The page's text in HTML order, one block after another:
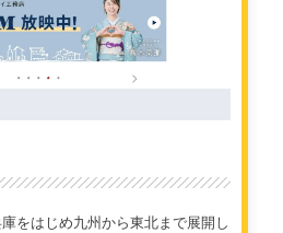
をはじめ九州から東北まで展開し